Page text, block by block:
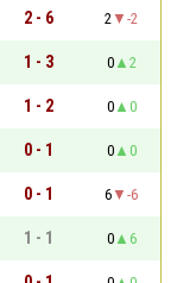
2 - 6 2
-2
1 - 3 0
2
1 - 2 0
0
0 - 1 0
0
0 - 1 6
-6
1 - 1 0
6